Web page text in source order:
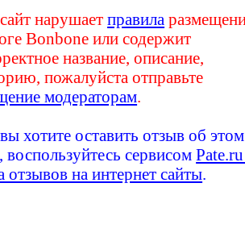
нарушаетправила
Bonbone или содержит
название, описание,
пожалуйста отправьте
модераторам
хотите оставить отзыв об этом
воспользуйтесь сервисом
отзывов на интернет сайты